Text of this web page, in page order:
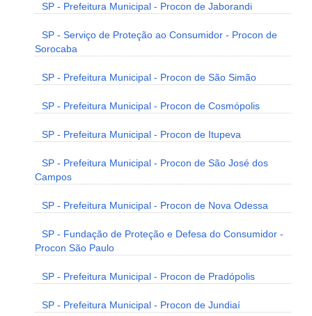
SP - Prefeitura Municipal - Procon de Jaborandi
SP - Serviço de Proteção ao Consumidor - Procon de
Sorocaba
SP - Prefeitura Municipal - Procon de São Simão
SP - Prefeitura Municipal - Procon de Cosmópolis
SP - Prefeitura Municipal - Procon de Itupeva
SP - Prefeitura Municipal - Procon de São José dos
Campos
SP - Prefeitura Municipal - Procon de Nova Odessa
SP - Fundação de Proteção e Defesa do Consumidor -
Procon São Paulo
SP - Prefeitura Municipal - Procon de Pradópolis
SP - Prefeitura Municipal - Procon de Jundiaí